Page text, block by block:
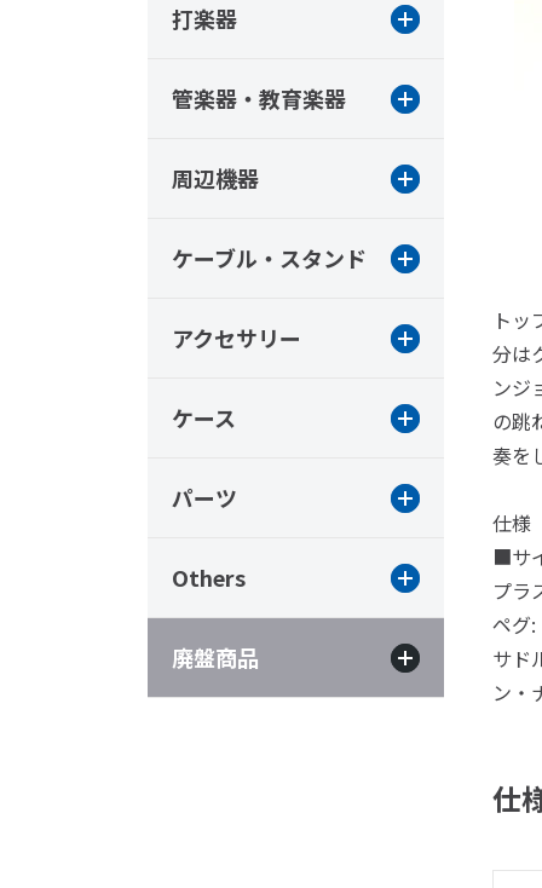
ト
分は
ンジ
の跳
奏を
仕様
■サ
プラ
ペグ
サド
ン・
仕
打楽器
管楽器・教育楽器
周辺機器
ケーブル・スタンド
アクセサリー
ケース
パーツ
Others
廃盤商品